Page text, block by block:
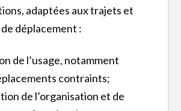
adaptées aux trajets et
déplacement :
de l’usage, notamment
contraints;
de l’organisation et de